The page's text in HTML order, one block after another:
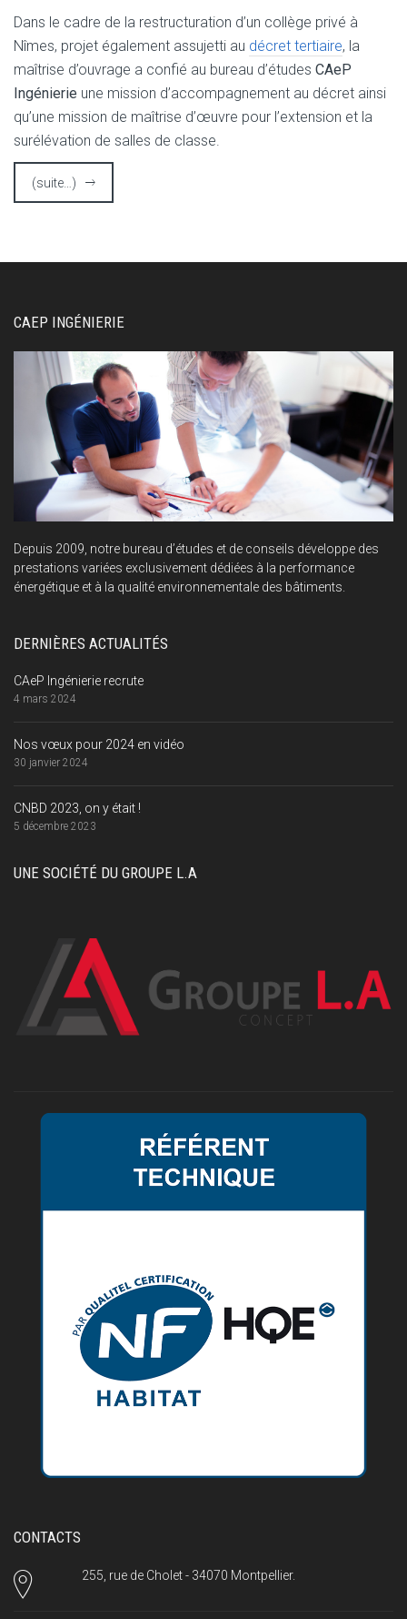
Dans le cadre de la restructuration d’un collège privé à
Nîmes, projet également assujetti au décret tertiaire, la
maîtrise d’ouvrage a confié au bureau d’études CAeP
Ingénierie une mission d’accompagnement au décret ainsi
qu’une mission de maîtrise d’œuvre pour l’extension et la
surélévation de salles de classe.
(suite…)
CAEP INGÉNIERIE
Depuis 2009, notre bureau d’études et de conseils développe des
prestations variées exclusivement dédiées à la performance
énergétique et à la qualité environnementale des bâtiments.
DERNIÈRES ACTUALITÉS
CAeP Ingénierie recrute
4 mars 2024
Nos vœux pour 2024 en vidéo
30 janvier 2024
CNBD 2023, on y était !
5 décembre 2023
UNE SOCIÉTÉ DU GROUPE L.A
CONTACTS
255, rue de Cholet - 34070 Montpellier.